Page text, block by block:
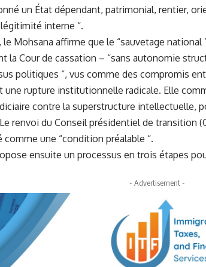
un État dépendant, patrimonial, rentier,
interne “.
le Mohsana affirme que le “sauvetage
la Cour de cassation – “sans autonomie
politiques “, vus comme des compromis
rupture institutionnelle radicale. Elle
contre la superstructure intellectuelle,
renvoi du Conseil présidentiel de transition
une “condition préalable “.
ensuite un processus en trois étapes
- Advertisement -